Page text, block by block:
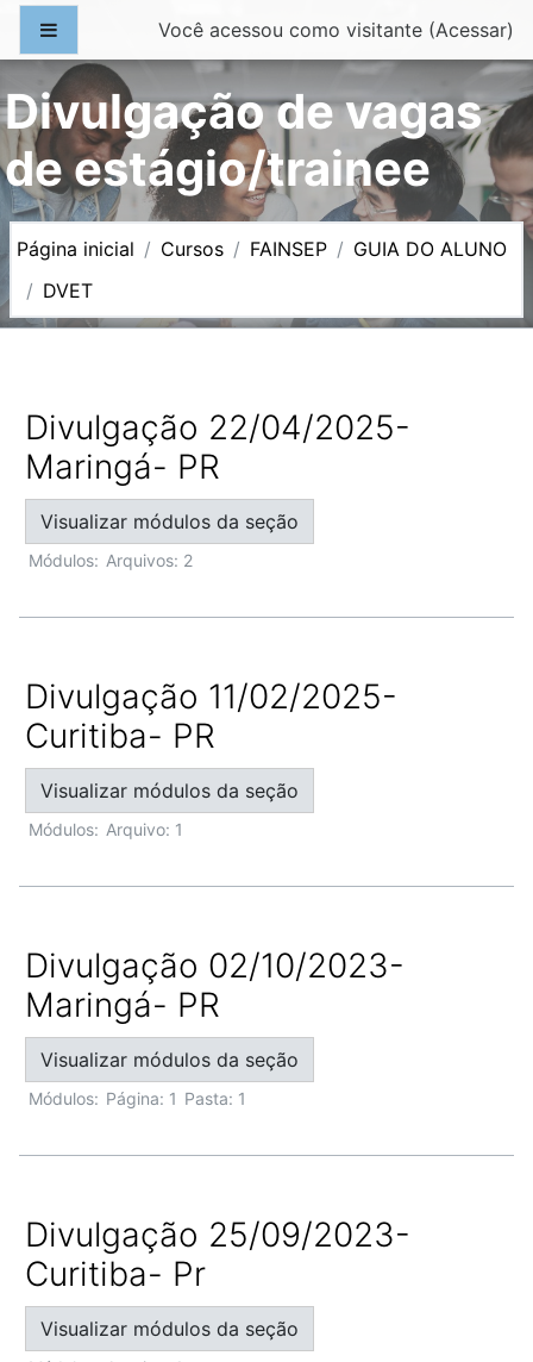
Ir para o conteúdo principal
Painel lateralVocê acessou como visitante (Acessar)
Divulgação de vagas
de estágio/trainee
Página inicial Cursos FAINSEP
GUIA DO ALUNO
DVET
Divulgação 22/04/2025-
Maringá- PR
Visualizar módulos da seção
Módulos: Arquivos: 2
Divulgação 11/02/2025-
Curitiba- PR
Visualizar módulos da seção
Módulos: Arquivo: 1
Divulgação 02/10/2023-
Maringá- PR
Visualizar módulos da seção
Módulos: Página: 1 Pasta: 1
Divulgação 25/09/2023-
Curitiba- Pr
Visualizar módulos da seção